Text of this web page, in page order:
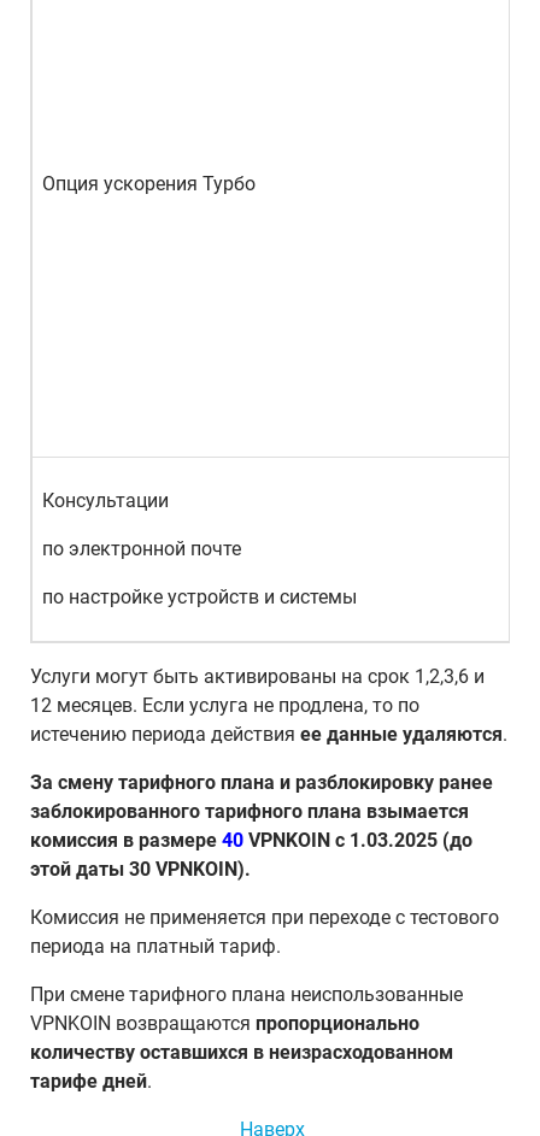
Опция ускорения Турбо
Консультации
по электронной почте
по настройке устройств и системы
Услуги могут быть активированы на срок 1,2,3,6 и
12 месяцев. Если услуга не продлена, то по
истечению периода действия ее данные удаляются.
За смену тарифного плана и разблокировку ранее
заблокированного тарифного плана взымается
комиссия в размере 40 VPNKOIN c 1.03.2025 (до
этой даты 30 VPNKOIN).
Комиссия не применяется при переходе с тестового
периода на платный тариф.
При смене тарифного плана неиспользованные
VPNKOIN возвращаются пропорционально
количеству оставшихся в неизрасходованном
тарифе дней.
Наверх